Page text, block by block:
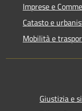
Imprese e
Catasto e
Mobilità e
Giustizia e